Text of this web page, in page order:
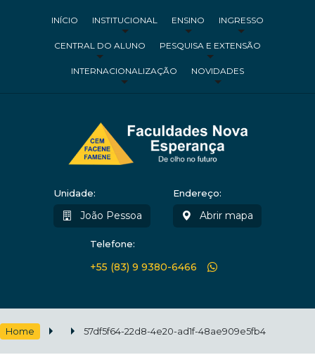
INÍCIO INSTITUCIONAL ENSINO INGRESSO
CENTRAL DO ALUNO PESQUISA E EXTENSÃO
INTERNACIONALIZAÇÃO NOVIDADES
Unidade:
João Pessoa
Endereço:
Abrir mapa
Telefone:
+55 (83) 9 9380-6466
Home 57df5f64-22d8-4e20-ad1f-48ae909e5fb4